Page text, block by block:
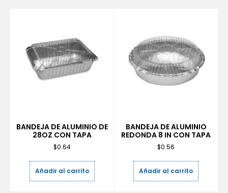
BANDEJA DE ALUMINIO DE
28OZ CON TAPA
$0.64
Añadir al carrito
BANDEJA DE ALUMINIO
REDONDA 8 IN CON TAPA
$0.56
Añadir al carrito